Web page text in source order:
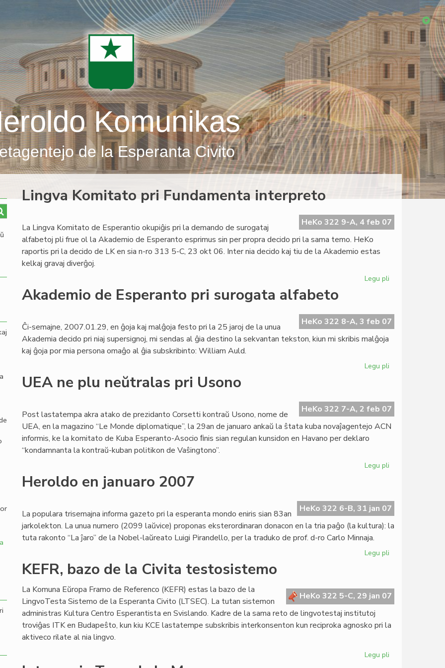
Komunikas
de la Esperanta Civito
Lingva Komitato pri Fundamenta interpreto
HeKo 322 9-A, 4 feb 07
La Lingva Komitato de Esperantio okupiĝis pri la demando de surogataj
alfabetoj pli frue ol la Akademio de Esperanto esprimus sin per propra decido pri la sama temo. HeKo
raportis pri la decido de LK en sia n-ro 313 5-C, 23 okt 06. Inter nia decido kaj tiu de la Akademio estas
kelkaj gravaj diverĝoj.
Legu pli
Fundamenta
interpreto
Akademio de Esperanto pri surogata alfabeto
HeKo 322 8-A, 3 feb 07
Ĉi-semajne, 2007.01.29, en ĝoja kaj malĝoja festo pri la 25 jaroj de la unua
Akademia decido pri niaj supersignoj, mi sendas al ĝia destino la sekvantan tekston, kiun mi skribis malĝoja
kaj ĝoja por mia persona omaĝo al ĝia subskribinto: William Auld.
Legu pli
pri
surogata
alfabeto
UEA ne plu neŭtralas pri Usono
HeKo 322 7-A, 2 feb 07
Post lastatempa akra atako de prezidanto Corsetti kontraŭ Usono, nome de
UEA, en la magazino “Le Monde diplomatique”, la 29an de januaro ankaŭ la ŝtata kuba novaĵagentejo ACN
informis, ke la komitato de Kuba Esperanto-Asocio ﬁnis sian regulan kunsidon en Havano per deklaro
“kondamnanta la kontraŭ-kuban politikon de Vaŝingtono”.
Legu pli
neŭtralas
pri
Usono
Heroldo en januaro 2007
HeKo 322 6-B, 31 jan 07
La populara trisemajna informa gazeto pri la esperanta mondo eniris sian 83an
jarkolekton. La unua numero (2099 laŭvice) proponas eksterordinaran donacon en la tria paĝo (la kultura): la
tuta rakonto “La ĵaro” de la Nobel-laŭreato Luigi Pirandello, per la traduko de prof. d-ro Carlo Minnaja.
Legu pli
2007
KEFR, bazo de la Civita testosistemo
HeKo 322 5-C, 29 jan 07
La Komuna Eŭropa Framo de Referenco (KEFR) estas la bazo de la
LingvoTesta Sistemo de la Esperanta Civito (LTSEC). La tutan sistemon
administras Kultura Centro Esperantista en Svislando. Kadre de la sama reto de lingvotestaj institutoj
troviĝas ITK en Budapeŝto, kun kiu KCE lastatempe subskribis interkonsenton kun reciproka agnosko pri la
aktiveco rilate al nia lingvo.
Legu pli